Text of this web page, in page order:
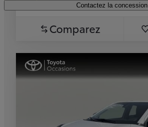
Contactez la concession
Comparez